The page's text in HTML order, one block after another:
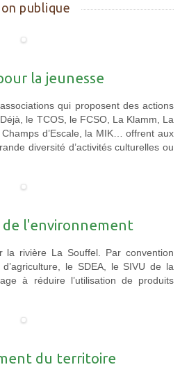
publique
la jeunesse
qui proposent des actions
le TCOS, le FCSO, La Klamm, La
d’Escale, la MIK… offrent aux
diversité d’activités culturelles ou
de l'environnement
la rivière La Souffel. Par convention
le SDEA, le SIVU de la
à réduire l’utilisation de produits
du territoire